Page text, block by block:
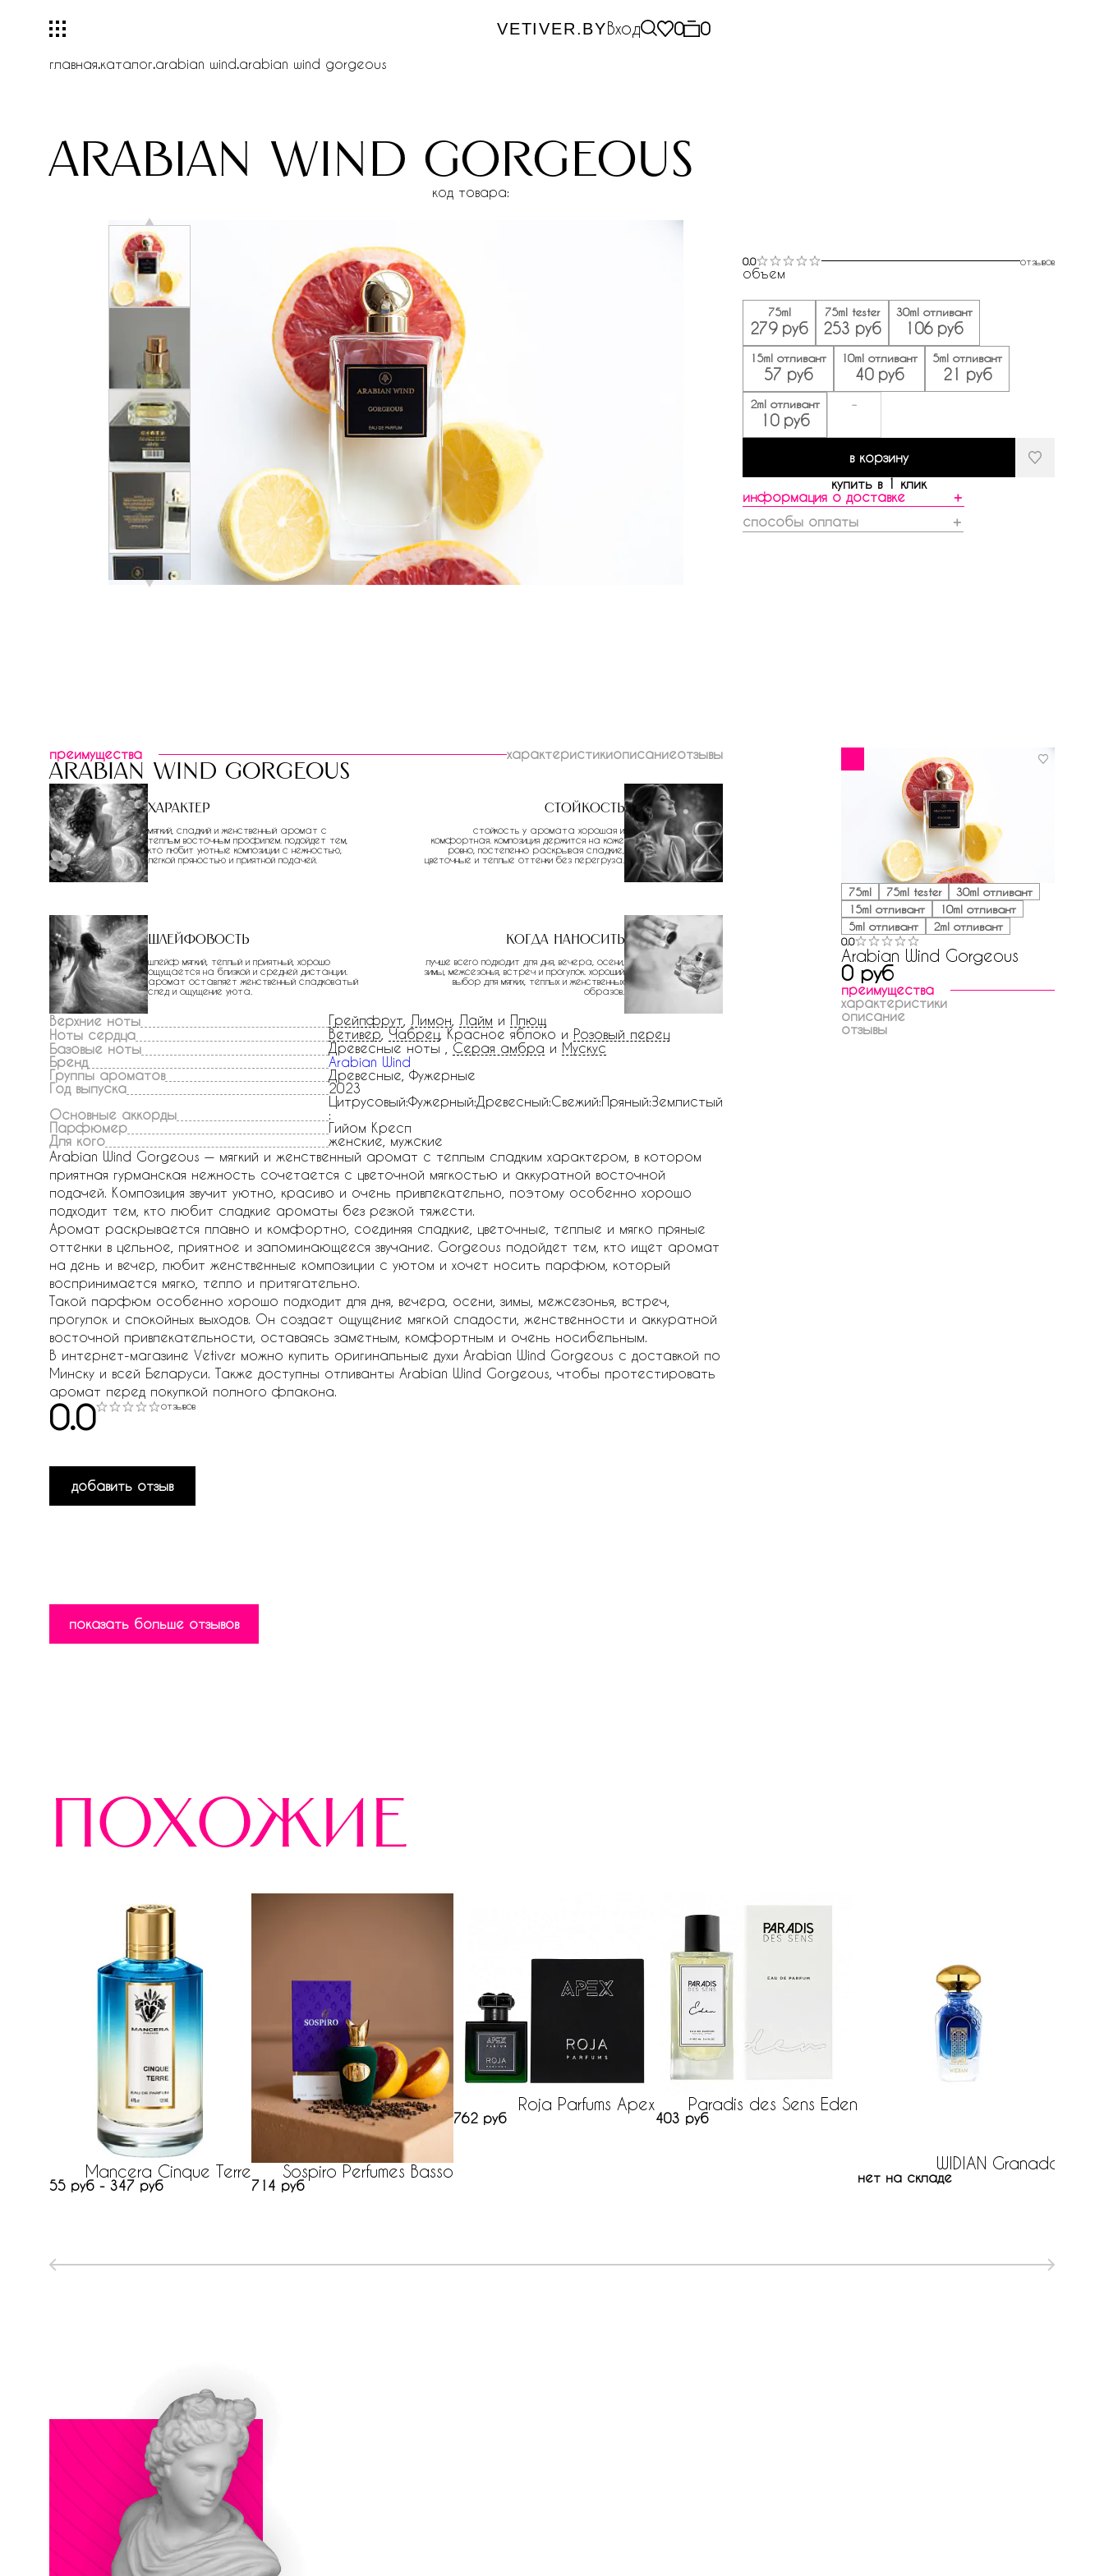
VETIVER.BYВход 0 0
главная.каталог.arabian wind.arabian wind gorgeous
arabian wind gorgeous
код товара:
0.0 отзывов
объем
75ml
279 руб
75ml tester
253 руб
30ml отливант
106 руб
15ml отливант
57 руб
10ml отливант
40 руб
5ml отливант
21 руб
2ml отливант
10 руб
-
в корзину
купить в 1 клик
информация о доставке
＋
способы оплаты
＋
преимущества характеристикиописаниеотзывы
arabian wind gorgeous
Характер
мягкий, сладкий и женственный аромат с
теплым восточным профилем. подойдет тем,
кто любит уютные композиции с нежностью,
легкой пряностью и приятной подачей.
Стойкость
стойкость у аромата хорошая и
комфортная. композиция держится на коже
ровно, постепенно раскрывая сладкие,
цветочные и теплые оттенки без перегруза.
Шлейфовость
шлейф мягкий, теплый и приятный, хорошо
ощущается на близкой и средней дистанции.
аромат оставляет женственный сладковатый
след и ощущение уюта.
Когда наносить
лучше всего подходит для дня, вечера, осени,
зимы, межсезонья, встреч и прогулок. хороший
выбор для мягких, теплых и женственных
образов.
Верхние ноты Грейпфрут Лимон Лайм и Плющ
Ноты сердца
Ветивер Чабрец , Красное яблоко и Розовый перец
Базовые ноты
Древесные ноты , Серая амбра и Мускус
Бренд
Arabian Wind
Группы ароматов
Древесные, Фужерные
Год выпуска
2023
Основные аккорды
Цитрусовый:Фужерный:Древесный:Свежий:Пряный:Землистый
:
Парфюмер
Гийом Кресп
Для кого
женские, мужские
Arabian Wind Gorgeous — мягкий и женственный аромат с теплым сладким характером, в котором
приятная гурманская нежность сочетается с цветочной мягкостью и аккуратной восточной
подачей. Композиция звучит уютно, красиво и очень привлекательно, поэтому особенно хорошо
подходит тем, кто любит сладкие ароматы без резкой тяжести.
Аромат раскрывается плавно и комфортно, соединяя сладкие, цветочные, теплые и мягко пряные
оттенки в цельное, приятное и запоминающееся звучание. Gorgeous подойдет тем, кто ищет аромат
на день и вечер, любит женственные композиции с уютом и хочет носить парфюм, который
воспринимается мягко, тепло и притягательно.
Такой парфюм особенно хорошо подходит для дня, вечера, осени, зимы, межсезонья, встреч,
прогулок и спокойных выходов. Он создает ощущение мягкой сладости, женственности и аккуратной
восточной привлекательности, оставаясь заметным, комфортным и очень носибельным.
В интернет-магазине Vetiver можно купить оригинальные духи Arabian Wind Gorgeous с доставкой по
Минску и всей Беларуси. Также доступны отливанты Arabian Wind Gorgeous, чтобы протестировать
аромат перед покупкой полного флакона.
0.0 отзывов
добавить отзыв
показать больше отзывов
75ml 75ml tester
30ml отливант
15ml отливант
10ml отливант
5ml отливант
2ml отливант
0.0
Arabian Wind Gorgeous
0 руб
преимущества
характеристики
описание
отзывы
похожие
Mancera Cinque Terre
55 руб - 347 руб
Sospiro Perfumes Basso
714 руб
Roja Parfums Apex
762 руб
Paradis des Sens Eden
403 руб
WIDIAN Granada
нет на складе